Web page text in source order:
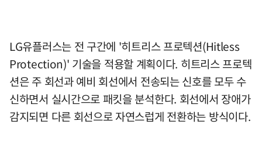
LG유플러스는 전 구간에 '히트리스 프로텍션(Hitless
Protection)' 기술을 적용할 계획이다. 히트리스 프로텍
션은 주 회선과 예비 회선에서 전송되는 신호를 모두 수
신하면서 실시간으로 패킷을 분석한다. 회선에서 장애가
감지되면 다른 회선으로 자연스럽게 전환하는 방식이다.